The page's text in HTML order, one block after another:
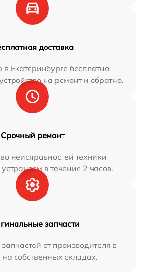
доставка
Екатеринбурге бесплатно
на ремонт и обратно.
Срочный ремонт
неисправностей техники
в течение 2 часов.
запчасти
от производителя в
собственных складах.